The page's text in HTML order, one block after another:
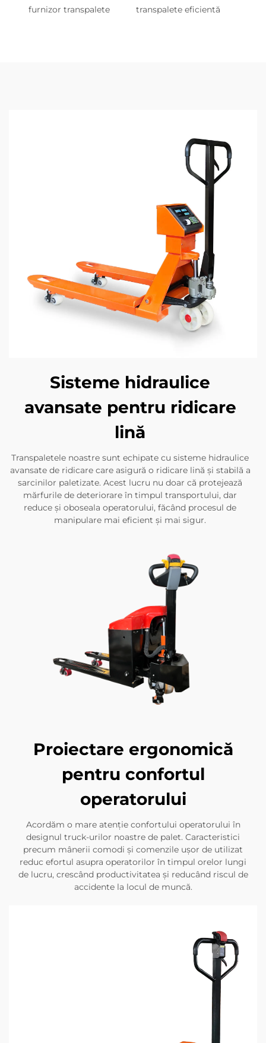
furnizor transpalete transpalete eficientă
Sisteme hidraulice
avansate pentru ridicare
lină
Transpaletele noastre sunt echipate cu sisteme hidraulice
avansate de ridicare care asigură o ridicare lină și stabilă a
sarcinilor paletizate. Acest lucru nu doar că protejează
mărfurile de deteriorare în timpul transportului, dar
reduce și oboseala operatorului, făcând procesul de
manipulare mai eficient și mai sigur.
Proiectare ergonomică
pentru confortul
operatorului
Acordăm o mare atenție confortului operatorului în
designul truck-urilor noastre de palet. Caracteristici
precum mânerii comodi și comenzile ușor de utilizat
reduc efortul asupra operatorilor în timpul orelor lungi
de lucru, crescând productivitatea și reducând riscul de
accidente la locul de muncă.